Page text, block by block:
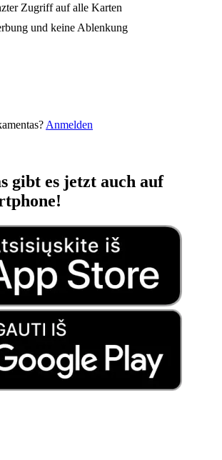
Zugriff auf alle Karten
und keine Ablenkung
Anmelden
gibt es jetzt auch auf